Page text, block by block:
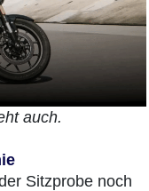
auch.
Sitzprobe noch